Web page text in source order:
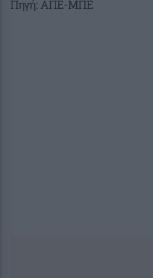
Πηγή: ΑΠΕ-ΜΠΕ